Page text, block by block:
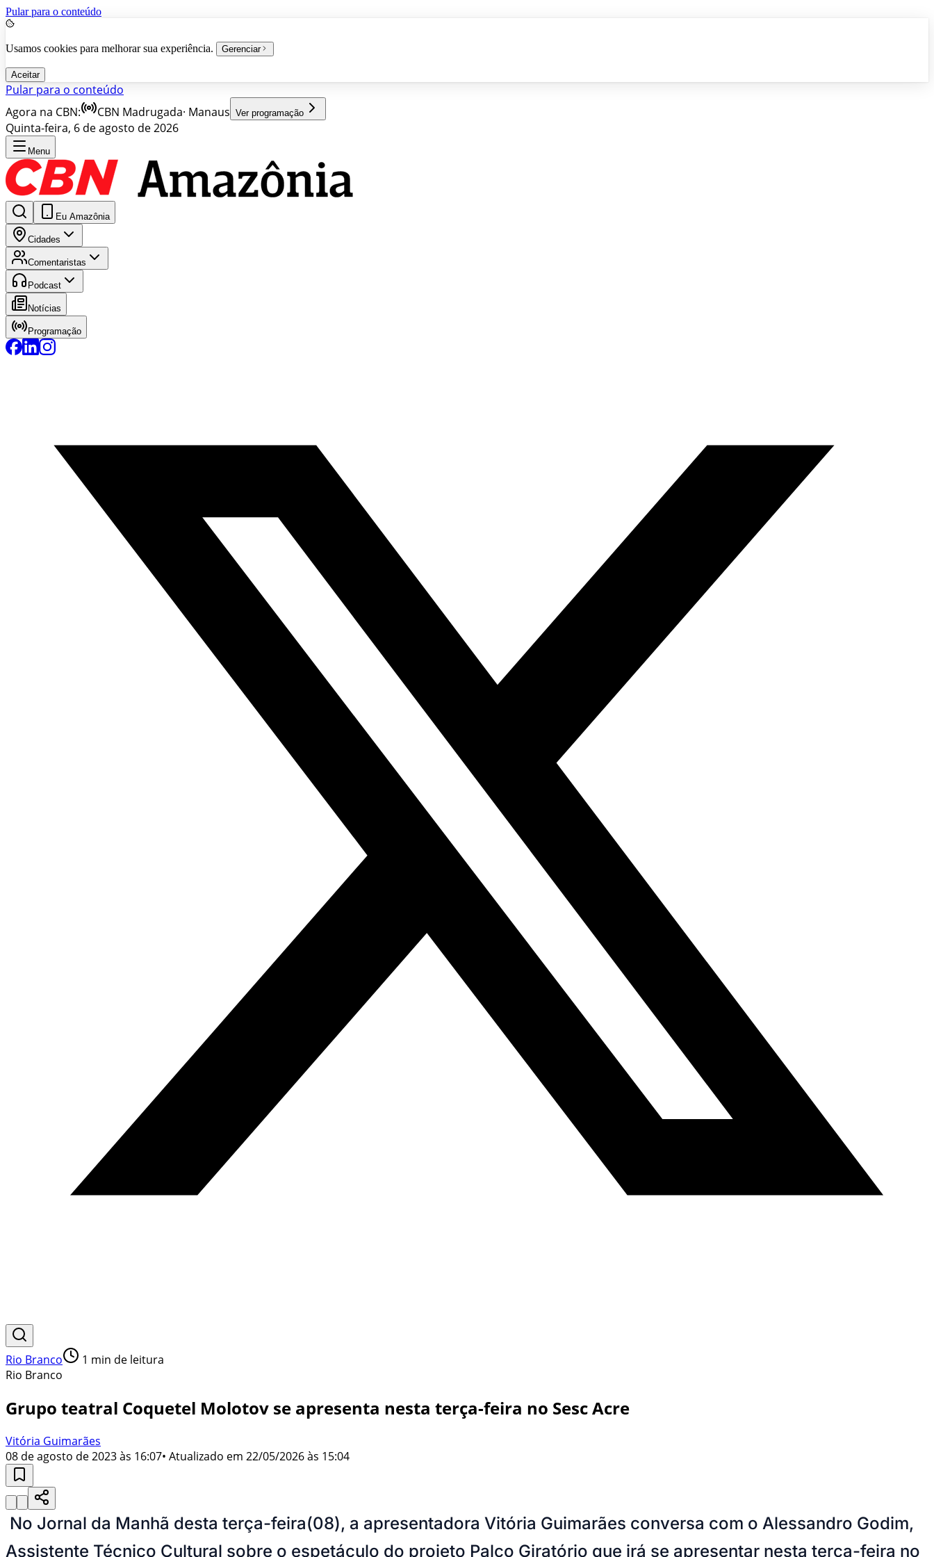
Pular para o conteúdo
Usamos cookies para melhorar sua experiência. Gerenciar
Aceitar
Pular para o conteúdo
Agora na CBN:
CBN Madrugada· Manaus Ver programação
Quinta-feira, 6 de agosto de 2026
Menu
Eu Amazônia
Cidades
Comentaristas
Podcast
Notícias
Programação
Rio Branco 1 min de leitura
Rio Branco
Grupo teatral Coquetel Molotov se apresenta nesta terça-feira no Sesc Acre
Vitória Guimarães
08 de agosto de 2023 às 16:07• Atualizado em 22/05/2026 às 15:04
No Jornal da Manhã desta terça-feira(08), a apresentadora Vitória Guimarães conversa com o Alessandro Godim,
Assistente Técnico Cultural sobre o espetáculo do projeto Palco Giratório que irá se apresentar nesta terça-feira no